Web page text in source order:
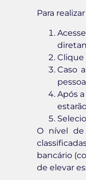
Para
Clique
Caso
Após
O nível de
bancário
de elevar